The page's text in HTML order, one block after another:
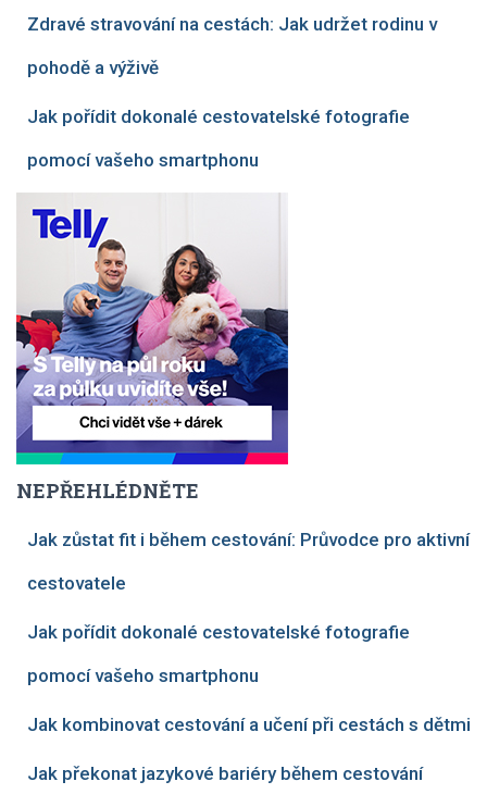
Zdravé stravování na cestách: Jak udržet rodinu v
pohodě a výživě
Jak pořídit dokonalé cestovatelské fotografie
pomocí vašeho smartphonu
NEPŘEHLÉDNĚTE
Jak zůstat fit i během cestování: Průvodce pro aktivní
cestovatele
Jak pořídit dokonalé cestovatelské fotografie
pomocí vašeho smartphonu
Jak kombinovat cestování a učení při cestách s dětmi
Jak překonat jazykové bariéry během cestování